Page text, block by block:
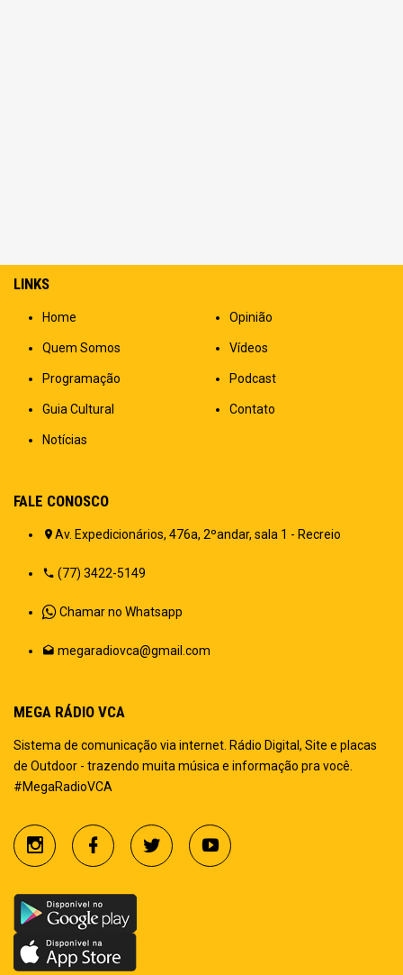
LINKS
Home
Quem Somos
Programação
Guia Cultural
Notícias
Opinião
Vídeos
Podcast
Contato
FALE CONOSCO
Av. Expedicionários, 476a, 2ºandar, sala 1 - Recreio
(77) 3422-5149
Chamar no Whatsapp
megaradiovca@gmail.com
MEGA RÁDIO VCA
Sistema de comunicação via internet. Rádio Digital, Site e placas
de Outdoor - trazendo muita música e informação pra você.
#MegaRadioVCA